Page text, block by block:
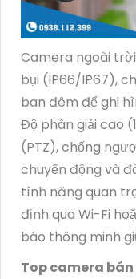
Camera ngoài
bụi (IP66/IP67),
ban đêm để ghi
Độ phân giải cao
(PTZ), chống
chuyển động và
tính năng quan
định qua Wi-Fi
báo thông minh
Top camera bán